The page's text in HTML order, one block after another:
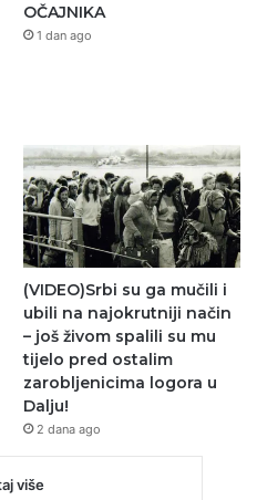
OČAJNIKA
1 dan ago
(VIDEO)Srbi su ga mučili i
ubili na najokrutniji način
– još živom spalili su mu
tijelo pred ostalim
zarobljenicima logora u
Dalju!
2 dana ago
više